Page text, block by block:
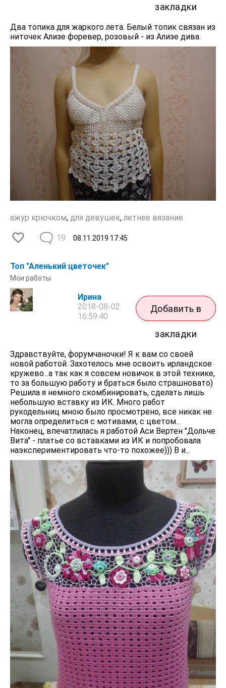
закладки
Два топика для жаркого лета. Белый топик связан из
ниточек Ализе форевер, розовый - из Ализе дива.
ажур крючком, для девушек, летнее вязание
08.11.2019 17:45
19
Топ "Аленький цветочек"
Мои работы
Ирина
2018-08-02
16:59:40
Добавить в
закладки
Здравствуйте, форумчаночки! Я к вам со своей
новой работой. Захотелось мне освоить ирландское
кружево...а так как я совсем новичок в этой технике,
то за большую работу и браться было страшновато)
Решила я немного скомбинировать, сделать лишь
небольшую вставку из ИК. Много работ
рукодельниц мною было просмотрено, все никак не
могла определиться с мотивами, с цветом...
Наконец, впечатлилась я работой Аси Вертен "Дольче
Вита" - платье со вставками из ИК и попробовала
наэкспериментировать что-то похожее))) В и...